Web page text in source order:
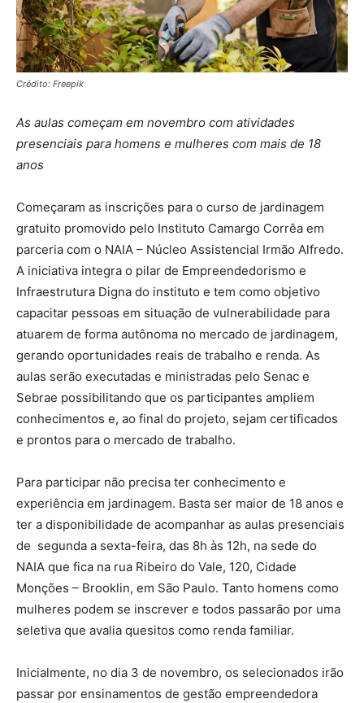
Crédito: Freepik
As aulas começam em novembro com atividades
presenciais para homens e mulheres com mais de 18
anos
Começaram as inscrições para o curso de jardinagem
gratuito promovido pelo Instituto Camargo Corrêa em
parceria com o NAIA – Núcleo Assistencial Irmão Alfredo.
A iniciativa integra o pilar de Empreendedorismo e
Infraestrutura Digna do instituto e tem como objetivo
capacitar pessoas em situação de vulnerabilidade para
atuarem de forma autônoma no mercado de jardinagem,
gerando oportunidades reais de trabalho e renda. As
aulas serão executadas e ministradas pelo Senac e
Sebrae possibilitando que os participantes ampliem
conhecimentos e, ao final do projeto, sejam certificados
e prontos para o mercado de trabalho.
Para participar não precisa ter conhecimento e
experiência em jardinagem. Basta ser maior de 18 anos e
ter a disponibilidade de acompanhar as aulas presenciais
de segunda a sexta-feira, das 8h às 12h, na sede do
NAIA que fica na rua Ribeiro do Vale, 120, Cidade
Monções – Brooklin, em São Paulo. Tanto homens como
mulheres podem se inscrever e todos passarão por uma
seletiva que avalia quesitos como renda familiar.
Inicialmente, no dia 3 de novembro, os selecionados irão
passar por ensinamentos de gestão empreendedora